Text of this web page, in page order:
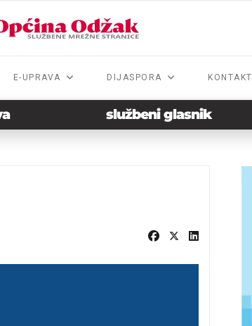
E-UPRAVA DIJASPORA KONTAKT
službeni glasnik